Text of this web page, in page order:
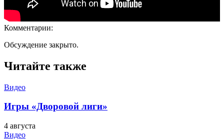
Комментарии:
Обсуждение закрыто.
Читайте также
Видео
Игры «Дворовой лиги»
4 августа
Видео